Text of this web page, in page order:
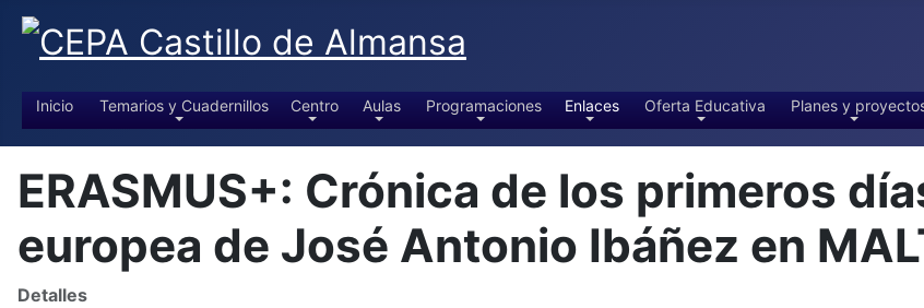
Inicio Temarios y Cuadernillos Centro Aulas Programaciones Enlaces Oferta Educativa Planes y
ERASMUS+: Crónica de los primeros
europea de José Antonio Ibáñez en
Detalles